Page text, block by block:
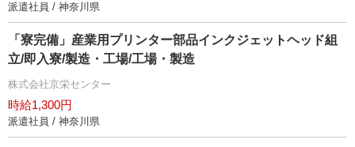
派遣社員 / 神奈川県
「寮完備」産業用プリンター部品インクジェットヘッド組
立/即入寮/製造・工場/工場・製造
株式会社京栄センター
時給1,300円
派遣社員 / 神奈川県